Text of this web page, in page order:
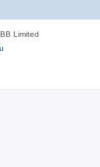
Limited